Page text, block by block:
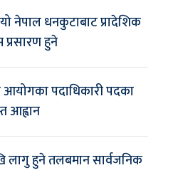
नेपाल धनकुटाबाट प्रादेशिक
प्रसारण हुने
आयोगका पदाधिकारी पदका
आह्वान
हुने तलबमान सार्वजनिक